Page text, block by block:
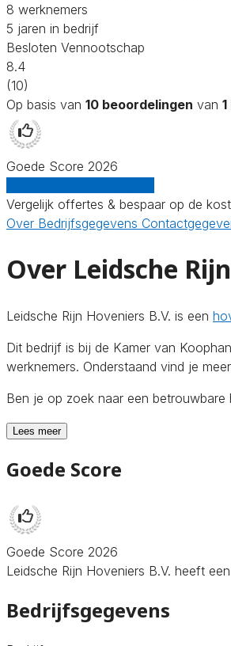
8 werknemers
5 jaren in bedrijf
Besloten Vennootschap
8.4
(10)
Op basis van 10 beoordelingen van
Goede Score 2026
Vergelijk offertes & bespaar op de
Over Bedrijfsgegevens
Over Leidsche
Leidsche Rijn Hoveniers B.V. is een
Dit bedrijf is bij de Kamer van
werknemers. Onderstaand vind je
Ben je op zoek naar een
Lees meer
Goede Score
Goede Score 2026
Leidsche Rijn Hoveniers B.V. heeft
Bedrijfsgegevens